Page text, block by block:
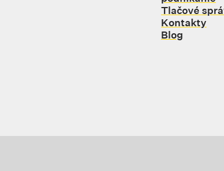
Tlačové
Kontakty
Blog